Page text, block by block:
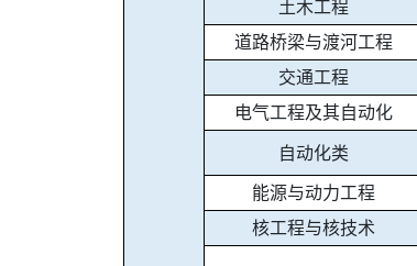
土木工程
道路桥梁与渡河工程
交通工程
电气工程及其自动化
自动化类
能源与动力工程
核工程与核技术